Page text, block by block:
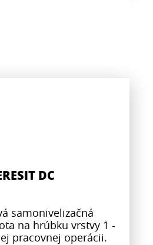
DC
samonivelizačná
na hrúbku vrstvy 1 -
pracovnej operácii.